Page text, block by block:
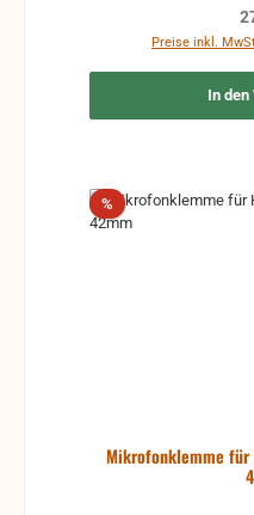
Preise inkl.
In den
%Rabatt
Mikrofonklemme für